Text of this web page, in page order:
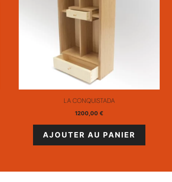
LA CONQUISTADA
1200,00 €
AJOUTER AU PANIER